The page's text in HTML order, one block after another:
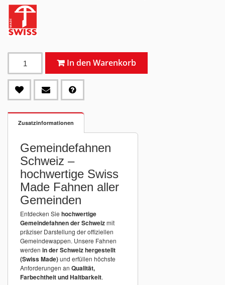
In den Warenkorb
Zusatzinformationen
Gemeindefahnen
Schweiz –
hochwertige Swiss
Made Fahnen aller
Gemeinden
Entdecken Sie hochwertige
Gemeindefahnen der Schweizmit
präziser Darstellung der offiziellen
Gemeindewappen. Unsere Fahnen
werden in der Schweiz hergestellt
(Swiss Made)und erfüllen höchste
Anforderungen an Qualität,
Farbechtheit und Haltbarkeit.